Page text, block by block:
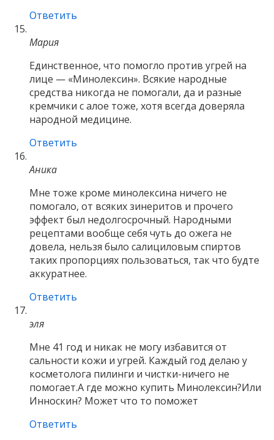
Ответить
Мария
Единственное, что помогло против угрей на
лице — «Минолексин». Всякие народные
средства никогда не помогали, да и разные
кремчики с алое тоже, хотя всегда доверяла
народной медицине.
Ответить
Аника
Мне тоже кроме минолексина ничего не
помогало, от всяких зинеритов и прочего
эффект был недолгосрочный. Народными
рецептами вообще себя чуть до ожега не
довела, нельзя было салициловым спиртов
таких пропорциях пользоваться, так что будте
аккуратнее.
Ответить
эля
Мне 41 год и никак не могу избавится от
сальности кожи и угрей. Каждый год делаю у
косметолога пилинги и чистки-ничего не
помогает.А где можно купить Минолексин?Или
Инноскин? Может что то поможет
Ответить